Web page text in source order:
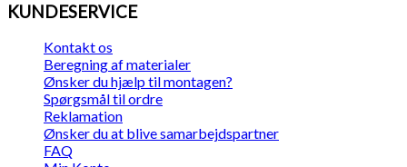
KUNDESERVICE
Kontakt os
Beregning af materialer
Ønsker du hjælp til montagen?
Spørgsmål til ordre
Reklamation
Ønsker du at blive samarbejdspartner
FAQ